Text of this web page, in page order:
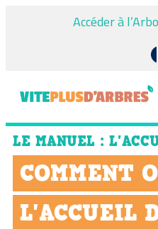
Accéder à
LE MANUEL :
COMMENT
L'ACCUEIL